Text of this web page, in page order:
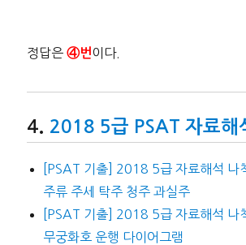
정답은④번 이다.
2018 5급 PSAT 자료해
[PSAT 기출] 2018 5급 자료해석 나
주류 주세 탁주 청주 과실주
[PSAT 기출] 2018 5급 자료해석 나
무궁화호 운행 다이어그램